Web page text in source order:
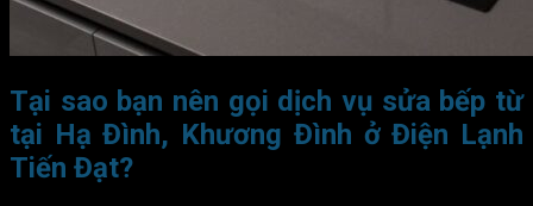
Tại sao bạn nên gọi dịch vụ sửa bếp từ
tại Hạ Đình, Khương Đình ở Điện Lạnh
Tiến Đạt?